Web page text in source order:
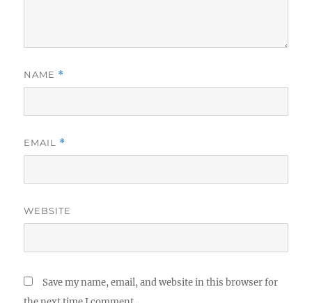
NAME *
EMAIL *
WEBSITE
Save my name, email, and website in this browser for